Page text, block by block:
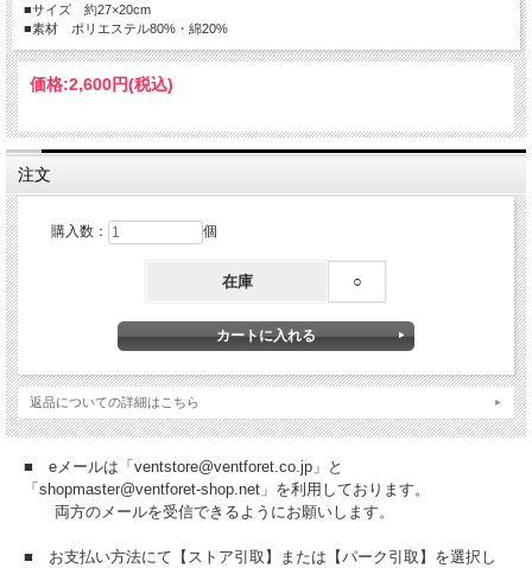
■サイズ 約27×20cm
■素材 ポリエステル80%・綿20%
価格:2,600円(税込)
注文
購入数： 個
在庫 ○
返品についての詳細はこちら
■ eメールは「ventstore@ventforet.co.jp」と
「shopmaster@ventforet-shop.net」を利用しております。
両方のメールを受信できるようにお願いします。
■ お支払い方法にて【ストア引取】または【パーク引取】を選択し